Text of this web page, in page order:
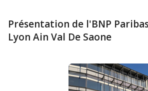
Présentation de l'BNP
Lyon Ain Val De Saone